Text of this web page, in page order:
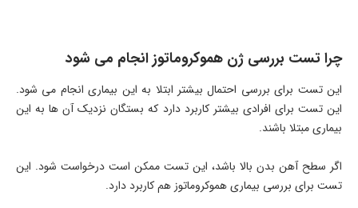
چرا تست بررسی ژن هموکروماتوز انجام می شود
این تست برای بررسی احتمال بیشتر ابتلا به این بیماری انجام می شود.
این تست برای افرادی بیشتر کاربرد دارد که بستگان نزدیک آن ها به این
بیماری مبتلا باشند.
اگر سطح آهن بدن بالا باشد، این تست ممکن است درخواست شود. این
تست برای بررسی بیماری هموکروماتوز هم کاربرد دارد.